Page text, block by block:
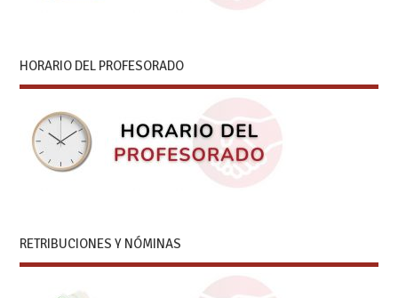
HORARIO DEL PROFESORADO
RETRIBUCIONES Y NÓMINAS